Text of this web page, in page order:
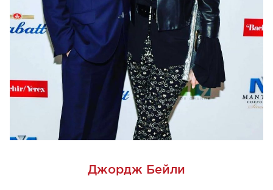
Джордж Бейли